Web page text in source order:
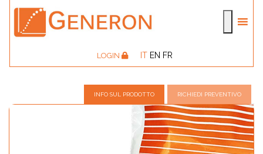
LOGIN IT EN FR
INFO SUL PRODOTTO RICHIEDI PREVENTIVO